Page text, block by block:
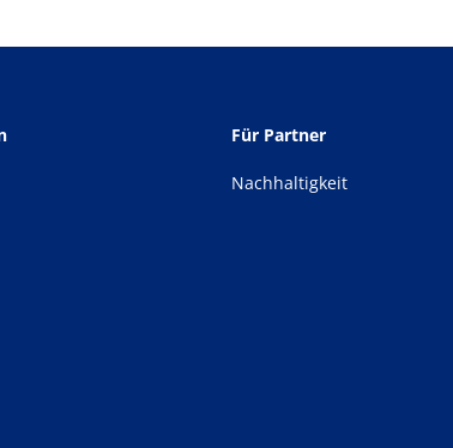
Für Partner
Nachhaltigkeit